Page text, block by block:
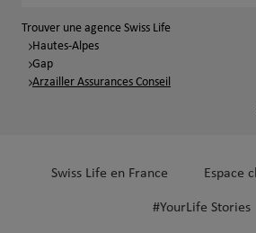
Trouver une agence Swiss Life
Hautes-Alpes
Gap
Arzailler Assurances Conseil
Swiss Life en France Espace
#YourLife Stories